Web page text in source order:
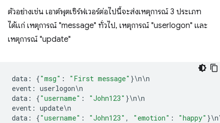
ตัวอย่างเช่น เอาต์พุตเซิร์ฟเวอร์ต่อไปนี้จะส่งเหตุการณ์ 3 ประเภท
ได้แก่ เหตุการณ์ "message" ทั่วไป, เหตุการณ์ "userlogon" และ
เหตุการณ์ "update"
data : {"msg" : "First message" }\n\n
event : userlogon\n
data : {"username" : "John123" }\n\n
event : update\n
data : {"username" : "John123" , "emotion" : "happy" }\n